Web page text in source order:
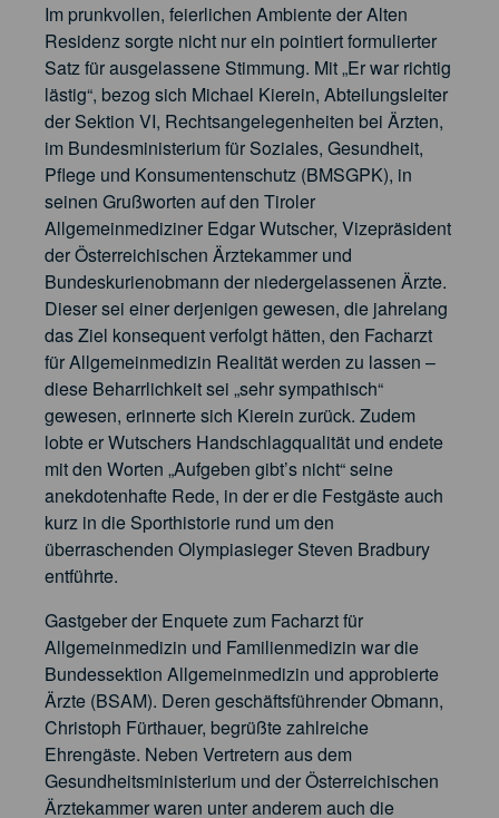
Im prunkvollen, feierlichen Ambiente der Alten
Residenz sorgte nicht nur ein pointiert formulierter
Satz für ausgelassene Stimmung. Mit „Er war richtig
lästig“, bezog sich Michael Kierein, Abteilungsleiter
der Sektion VI, Rechtsangelegenheiten bei Ärzten,
im Bundesministerium für Soziales, Gesundheit,
Pflege und Konsumentenschutz (BMSGPK), in
seinen Grußworten auf den Tiroler
Allgemeinmediziner Edgar Wutscher, Vizepräsident
der Österreichischen Ärztekammer und
Bundeskurienobmann der niedergelassenen Ärzte.
Dieser sei einer derjenigen gewesen, die jahrelang
das Ziel konsequent verfolgt hätten, den Facharzt
für Allgemeinmedizin Realität werden zu lassen –
diese Beharrlichkeit sei „sehr sympathisch“
gewesen, erinnerte sich Kierein zurück. Zudem
lobte er Wutschers Handschlagqualität und endete
mit den Worten „Aufgeben gibt’s nicht“ seine
anekdotenhafte Rede, in der er die Festgäste auch
kurz in die Sporthistorie rund um den
überraschenden Olympiasieger Steven Bradbury
entführte.
Gastgeber der Enquete zum Facharzt für
Allgemeinmedizin und Familienmedizin war die
Bundessektion Allgemeinmedizin und approbierte
Ärzte (BSAM). Deren geschäftsführender Obmann,
Christoph Fürthauer, begrüßte zahlreiche
Ehrengäste. Neben Vertretern aus dem
Gesundheitsministerium und der Österreichischen
Ärztekammer waren unter anderem auch die